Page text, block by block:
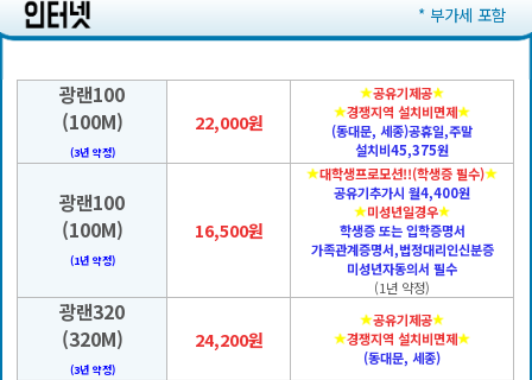
* 부가세 포함
광랜100
(100M)
(3년 약정)
22,000원
공유기제공
경쟁지역 설치비면제
(동대문, 세종)공휴일,주말
설치비45,375원
광랜100
(100M)
(1년 약정)
16,500원
대학생프로모션!!(학생증 필수)
공유기추가시 월4,400원
미성년일경우
학생증 또는 입학증명서
가족관계증명서,법정대리인신분증
미성년자동의서 필수
(1년 약정)
광랜320
(320M)
(3년 약정)
24,200원
공유기제공
경쟁지역 설치비면제
(동대문, 세종)